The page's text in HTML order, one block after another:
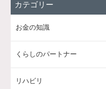
カテゴリー
お金の知識
くらしのパートナー
リハビリ